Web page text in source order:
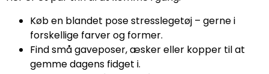
Køb en blandet pose stresslegetøj – gerne i
forskellige farver og former.
Find små gaveposer, æsker eller kopper til at
gemme dagens fidget i.